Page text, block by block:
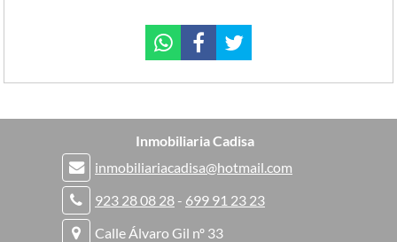
Inmobiliaria Cadisa
inmobiliariacadisa@hotmail.com
923 28 08 28 - 699 91 23 23
Calle Álvaro Gil nº 33